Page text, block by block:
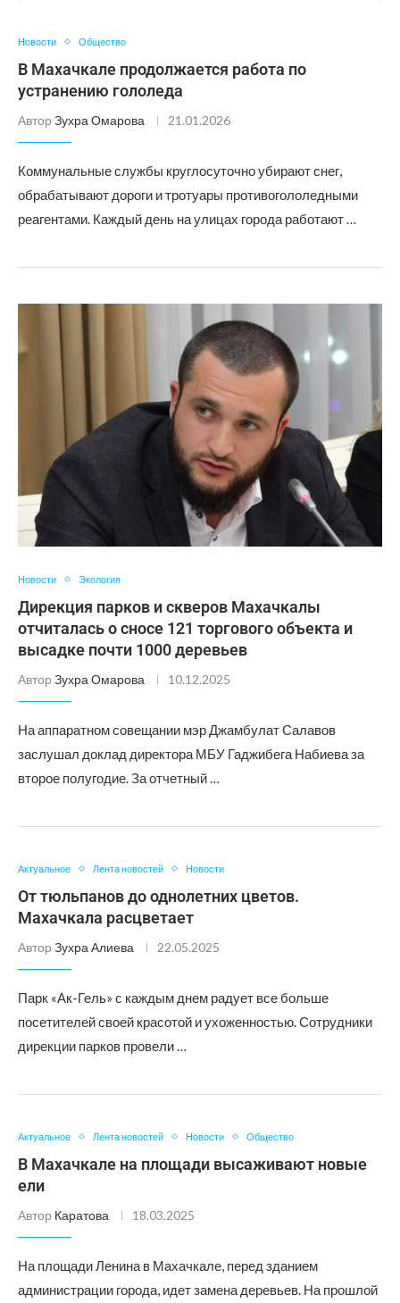
Новости Общество
В Махачкале продолжается работа по
устранению гололеда
Автор Зухра Омарова 21.01.2026
Коммунальные службы круглосуточно убирают снег,
обрабатывают дороги и тротуары противогололедными
реагентами. Каждый день на улицах города работают …
Новости Экология
Дирекция парков и скверов Махачкалы
отчиталась о сносе 121 торгового объекта и
высадке почти 1000 деревьев
Автор Зухра Омарова 10.12.2025
На аппаратном совещании мэр Джамбулат Салавов
заслушал доклад директора МБУ Гаджибега Набиева за
второе полугодие. За отчетный …
Актуальное Лента новостей Новости
От тюльпанов до однолетних цветов.
Махачкала расцветает
Автор Зухра Алиева 22.05.2025
Парк «Ак-Гель» с каждым днем радует все больше
посетителей своей красотой и ухоженностью. Сотрудники
дирекции парков провели …
Актуальное Лента новостей Новости Общество
В Махачкале на площади высаживают новые
ели
Автор Каратова 18.03.2025
На площади Ленина в Махачкале, перед зданием
администрации города, идет замена деревьев. На прошлой